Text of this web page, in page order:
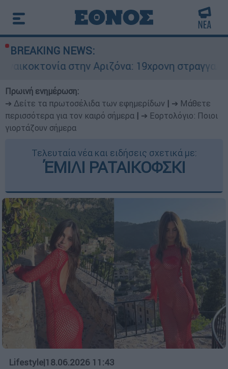
BREAKING NEWS:
στην Αριζόνα: 19χρονη στραγγαλίστηκε από
Πρωινή ενημέρωση:
➔ Δείτε τα πρωτοσέλιδα των εφημερίδων
➔ Μάθετε
περισσότερα για τον καιρό σήμερα
➔ Εορτολόγιο: Ποιοι
γιορτάζουν σήμερα
Τελευταία νέα και ειδήσεις σχετικά με:
ΈΜΙΛΙ ΡΑΤΑΙΚΟΦΣΚΙ
Lifestyle|18.06.2026 11:43